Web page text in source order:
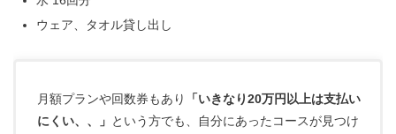
ウェア、タオル貸し出し
月額プランや回数券もあり
「いきなり20万円以上は支払い
にくい、、」 という方でも、自分にあったコースが見つけ